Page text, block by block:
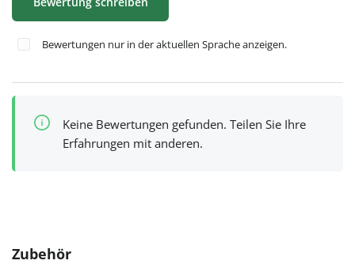
Bewertungen nur in der aktuellen Sprache anzeigen.
Keine Bewertungen gefunden. Teilen Sie Ihre
Erfahrungen mit anderen.
Produktgalerie überspringen
Zubehör